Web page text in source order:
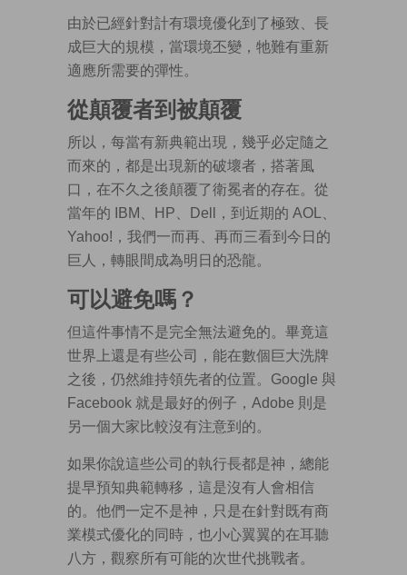
由於已經針對計有環境優化到了極致、長
成巨大的規模，當環境丕變，牠難有重新
適應所需要的彈性。
從顛覆者到被顛覆
所以，每當有新典範出現，幾乎必定隨之
而來的，都是出現新的破壞者，搭著風
口，在不久之後顛覆了衛冕者的存在。從
當年的 IBM、HP、Dell，到近期的 AOL、
Yahoo!，我們一而再、再而三看到今日的
巨人，轉眼間成為明日的恐龍。
可以避免嗎？
但這件事情不是完全無法避免的。畢竟這
世界上還是有些公司，能在數個巨大洗牌
之後，仍然維持領先者的位置。Google 與
Facebook 就是最好的例子，Adobe 則是
另一個大家比較沒有注意到的。
如果你說這些公司的執行長都是神，總能
提早預知典範轉移，這是沒有人會相信
的。他們一定不是神，只是在針對既有商
業模式優化的同時，也小心翼翼的在耳聽
八方，觀察所有可能的次世代挑戰者。